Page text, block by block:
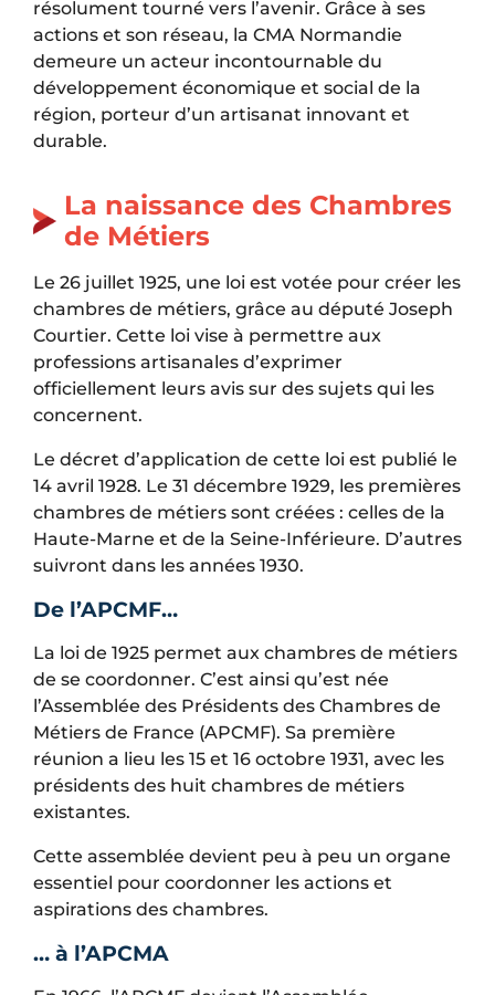
résolument tourné vers l’avenir. Grâce à ses
actions et son réseau, la CMA Normandie
demeure un acteur incontournable du
développement économique et social de la
région, porteur d’un artisanat innovant et
durable.
La naissance des Chambres
de Métiers
Le 26 juillet 1925, une loi est votée pour créer les
chambres de métiers, grâce au député Joseph
Courtier. Cette loi vise à permettre aux
professions artisanales d’exprimer
officiellement leurs avis sur des sujets qui les
concernent.
Le décret d’application de cette loi est publié le
14 avril 1928. Le 31 décembre 1929, les premières
chambres de métiers sont créées : celles de la
Haute-Marne et de la Seine-Inférieure. D’autres
suivront dans les années 1930.
De l’APCMF…
La loi de 1925 permet aux chambres de métiers
de se coordonner. C’est ainsi qu’est née
l’Assemblée des Présidents des Chambres de
Métiers de France (APCMF). Sa première
réunion a lieu les 15 et 16 octobre 1931, avec les
présidents des huit chambres de métiers
existantes.
Cette assemblée devient peu à peu un organe
essentiel pour coordonner les actions et
aspirations des chambres.
… à l’APCMA